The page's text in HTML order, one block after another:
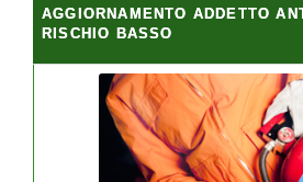
AGGIORNAMENTO ADDETTO
RISCHIO BASSO